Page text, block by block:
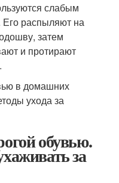
слабым
Его распыляют на
затем
и протирают
обувью.
за